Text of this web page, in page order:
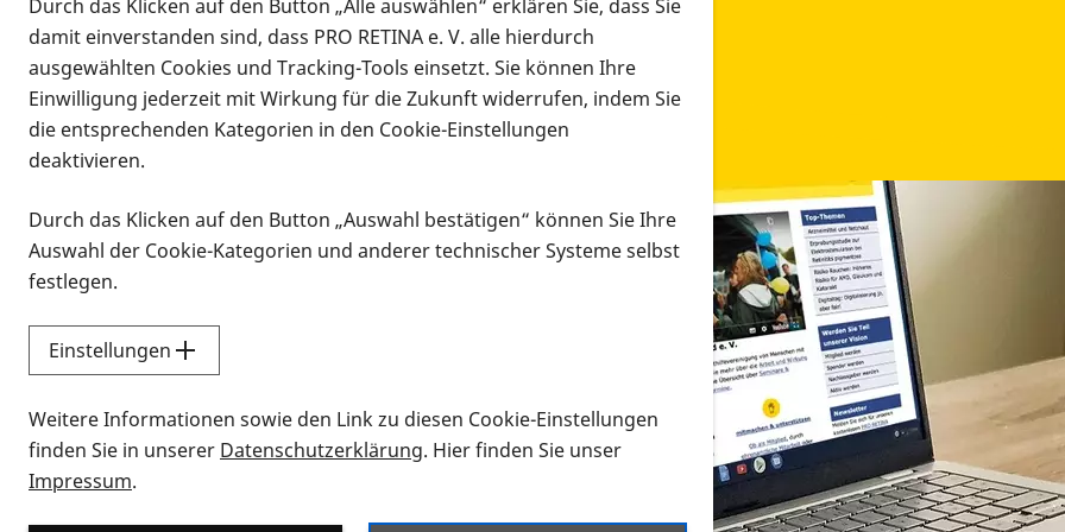
Infomaterial
Infomaterial
Vorlesen
Alle Infomaterialien in verschiedenen Formaten an
Sie möchten wissen, wie Sie nach Infonmaterial suchen und dieses bestellen bzw. herunterladen
Durch das Klicken auf den Button „Alle auswählen“ erklären Sie, dass Sie
damit einverstanden sind, dass PRO RETINA e. V. alle hierdurch
ausgewählten Cookies und Tracking-Tools einsetzt. Sie können Ihre
Einwilligung jederzeit mit Wirkung für die Zukunft widerrufen, indem Sie
die entsprechenden Kategorien in den Cookie-Einstellungen
deaktivieren.
Durch das Klicken auf den Button „Auswahl bestätigen“ können Sie Ihre
Auswahl der Cookie-Kategorien und anderer technischer Systeme selbst
festlegen.
Einstellungen
Weitere Informationen sowie den Link zu diesen Cookie-Einstellungen
finden Sie in unserer Datenschutzerklärung. Hier finden Sie unser
Impressum.